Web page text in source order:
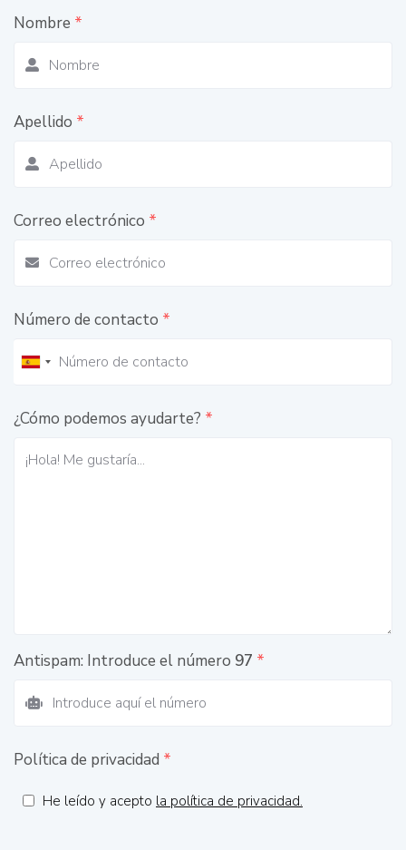
Nombre *
Apellido *
Correo electrónico *
Número de contacto *
¿Cómo podemos ayudarte? *
Antispam: Introduce el número 97 *
Política de privacidad *
He leído y acepto la política de privacidad.